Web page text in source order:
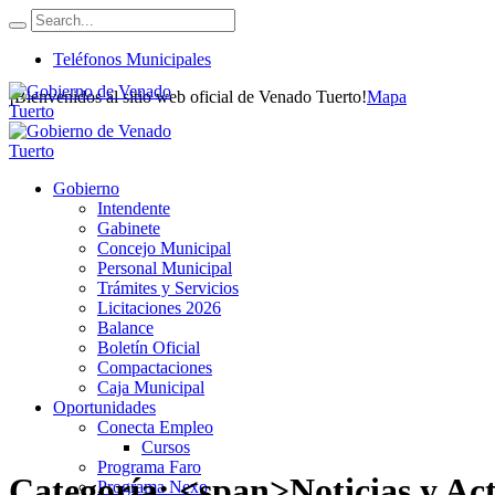
Teléfonos Municipales
¡Bienvenidos al sitio web oficial de Venado Tuerto!Mapa
Gobierno
Intendente
Gabinete
Concejo Municipal
Personal Municipal
Trámites y Servicios
Licitaciones 2026
Balance
Boletín Oficial
Compactaciones
Caja Municipal
Oportunidades
Conecta Empleo
Cursos
Programa Faro
Programa Nexo